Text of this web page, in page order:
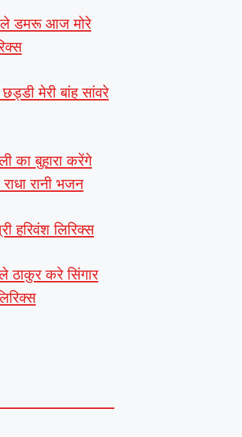
डमरू आज मोरे
मेरी बांह सांवरे
का बुहारा करेंगे
रानी भजन
हरिवंश लिरिक्स
ठाकुर करे सिंगार